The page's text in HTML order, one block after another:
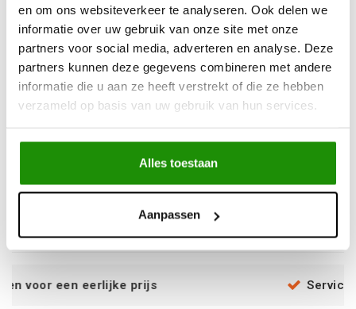
en om ons websiteverkeer te analyseren. Ook delen we
informatie over uw gebruik van onze site met onze
partners voor social media, adverteren en analyse. Deze
partners kunnen deze gegevens combineren met andere
informatie die u aan ze heeft verstrekt of die ze hebben
verzameld op basis van uw gebruik van hun services.
Alles toestaan
Aanpassen
Beadlock 5-Spoke 7x16
€222,31
Heavy Duty 5-Spoke
€114,88
€139,00
prijs Service na verkoop